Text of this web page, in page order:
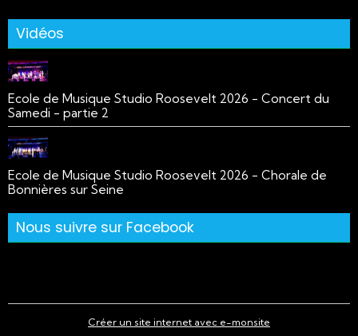
Vidéos
Ecole de Musique Studio Roosevelt 2026 - Concert du
Samedi - partie 2
Ecole de Musique Studio Roosevelt 2026 - Chorale de
Bonnières sur Seine
Nous suivre sur Facebook
Créer un site internet avec e-monsite